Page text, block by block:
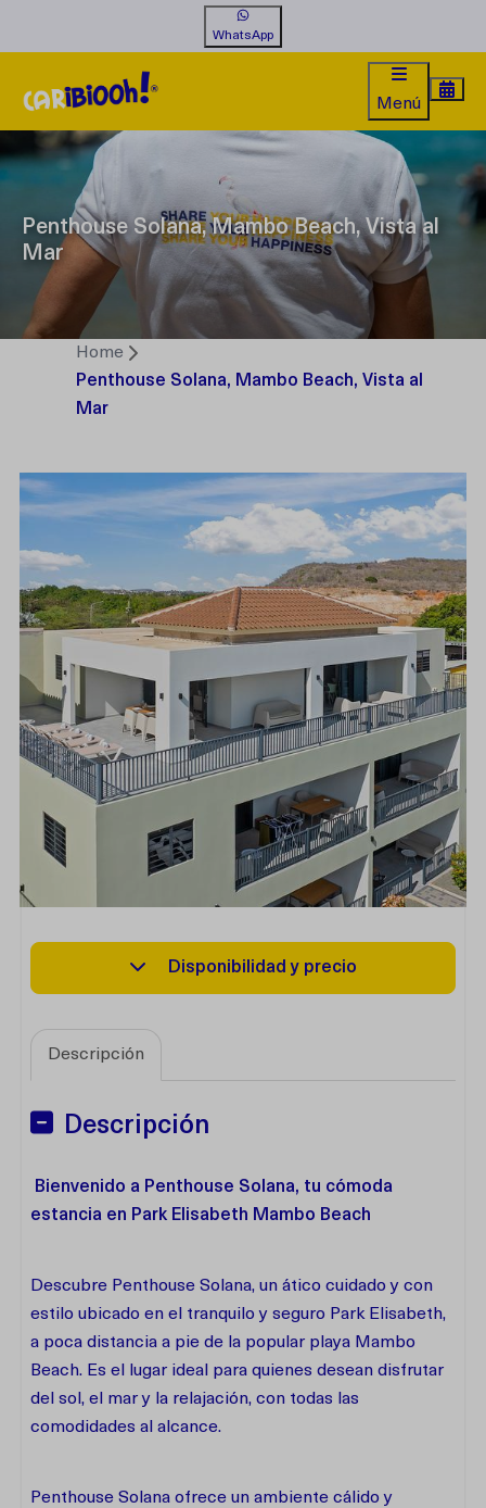
WhatsApp
Menú
Penthouse Solana, Mambo Beach, Vista al
Mar
Home
Penthouse Solana, Mambo Beach, Vista al
Mar
Disponibilidad y precio
Descripción
Descripción
Bienvenido a Penthouse Solana, tu cómoda
estancia en Park Elisabeth Mambo Beach
Descubre Penthouse Solana, un ático cuidado y con
estilo ubicado en el tranquilo y seguro Park Elisabeth,
a poca distancia a pie de la popular playa Mambo
Beach. Es el lugar ideal para quienes desean disfrutar
del sol, el mar y la relajación, con todas las
comodidades al alcance.
Penthouse Solana ofrece un ambiente cálido y